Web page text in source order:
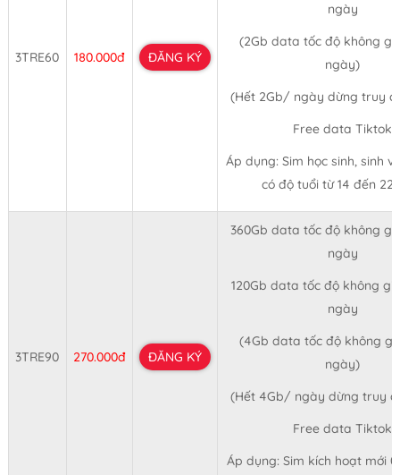
3TRE60 180.000đ ĐĂNG KÝ
ngày
(2Gb data tốc độ không
ngày)
(Hết 2Gb/ ngày dừng truy
Free data Tiktok
Áp dụng: Sim học sinh, sinh
có độ tuổi từ 14 đến 22
3TRE90 270.000đ ĐĂNG KÝ
360Gb data tốc độ không
ngày
120Gb data tốc độ không
ngày
(4Gb data tốc độ không
ngày)
(Hết 4Gb/ ngày dừng truy
Free data Tiktok
Áp dụng: Sim kích hoạt mới